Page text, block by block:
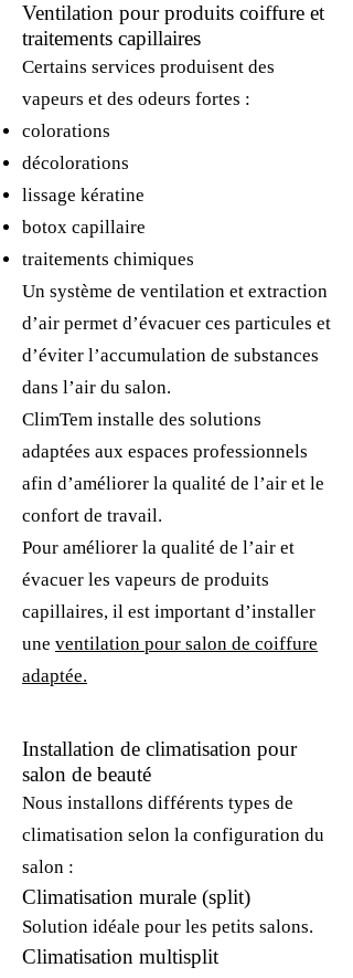
Ventilation pour produits coiffure et
traitements capillaires
Certains services produisent des
vapeurs et des odeurs fortes :
colorations
décolorations
lissage kératine
botox capillaire
traitements chimiques
Un système de ventilation et extraction
d’air permet d’évacuer ces particules et
d’éviter l’accumulation de substances
dans l’air du salon.
ClimTem installe des solutions
adaptées aux espaces professionnels
afin d’améliorer la qualité de l’air et le
confort de travail.
Pour améliorer la qualité de l’air et
évacuer les vapeurs de produits
capillaires, il est important d’installer
une ventilation pour salon de coiffure
adaptée.
Installation de climatisation pour
salon de beauté
Nous installons différents types de
climatisation selon la configuration du
salon :
Climatisation murale (split)
Solution idéale pour les petits salons.
Climatisation multisplit